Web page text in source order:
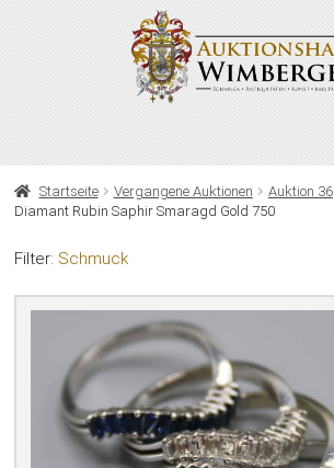
HOME
VERGANGENE AUKTIONEN
ÜBER UNS
KONTAKT
NEWSLETTER
Startseite Vergangene Auktionen Auktion 36
Diamant Rubin Saphir Smaragd Gold 750
Filter: Schmuck